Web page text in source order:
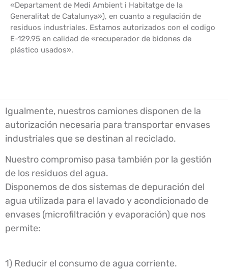
«Departament de Medi Ambient i Habitatge de la
Generalitat de Catalunya»), en cuanto a regulación de
residuos industriales. Estamos autorizados con el codigo
E-129.95 en calidad de «recuperador de bidones de
plástico usados».
Igualmente, nuestros camiones disponen de la
autorización necesaria para transportar envases
industriales que se destinan al reciclado.
Nuestro compromiso pasa también por la gestión
de los residuos del agua.
Disponemos de dos sistemas de depuración del
agua utilizada para el lavado y acondicionado de
envases (microfiltración y evaporación) que nos
permite:
1) Reducir el consumo de agua corriente.